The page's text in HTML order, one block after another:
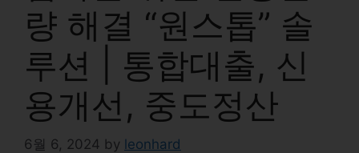
량 해결 “원스톱” 솔
루션 | 통합대출, 신
용개선, 중도정산
6월 6, 2024 by leonhard